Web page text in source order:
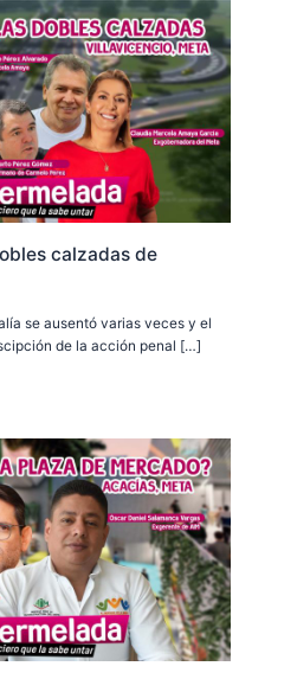
calzadas de
se ausentó varias veces y el
de la acción penal […]